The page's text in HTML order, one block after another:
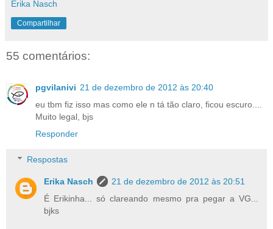
Erika Nasch
Compartilhar
55 comentários:
pgvilanivi 21 de dezembro de 2012 às 20:40
eu tbm fiz isso mas como ele n tá tão claro, ficou escuro....
Muito legal, bjs
Responder
Respostas
Erika Nasch
21 de dezembro de 2012 às 20:51
É Erikinha... só clareando mesmo pra pegar a VG...
bjks